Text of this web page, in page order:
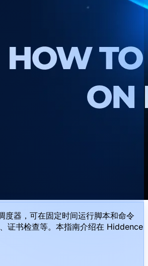
度器，可在固定时间运行脚本和命令
证书检查等。本指南介绍在 Hiddence